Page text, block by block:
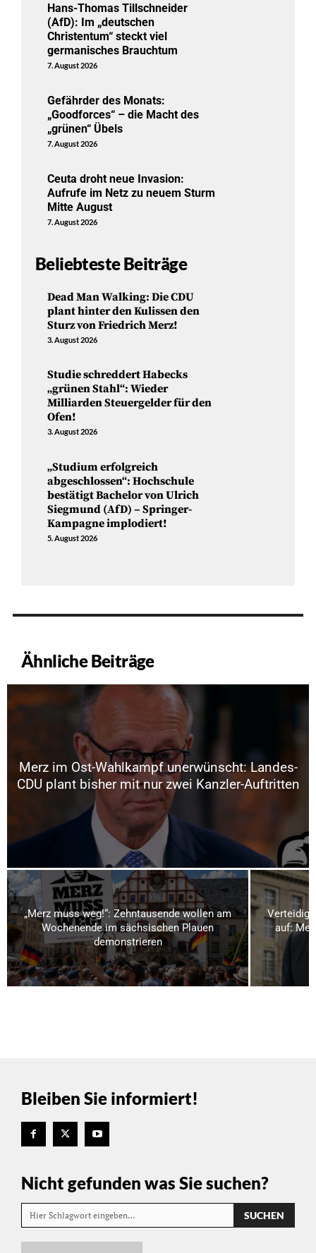
Hans-Thomas Tillschneider
(AfD): Im „deutschen
Christentum“ steckt viel
germanisches Brauchtum
7. August 2026
Gefährder des Monats:
„Goodforces“ – die Macht des
„grünen“ Übels
7. August 2026
Ceuta droht neue Invasion:
Aufrufe im Netz zu neuem Sturm
Mitte August
7. August 2026
Beliebteste Beiträge
Dead Man Walking: Die CDU
plant hinter den Kulissen den
Sturz von Friedrich Merz!
3. August 2026
Studie schreddert Habecks
„grünen Stahl“: Wieder
Milliarden Steuergelder für den
Ofen!
3. August 2026
„Studium erfolgreich
abgeschlossen“: Hochschule
bestätigt Bachelor von Ulrich
Siegmund (AfD) – Springer-
Kampagne implodiert!
5. August 2026
Ähnliche Beiträge
Merz im Ost-Wahlkampf unerwünscht: Landes-
CDU plant bisher mit nur zwei Kanzler-Auftritten
„Merz muss weg!“: Zehntausende wollen am
Wochenende im sächsischen Plauen
demonstrieren
auf:
Bleiben Sie informiert!
Nicht gefunden was Sie suchen?
Hier Schlagwort eingeben… SUCHEN